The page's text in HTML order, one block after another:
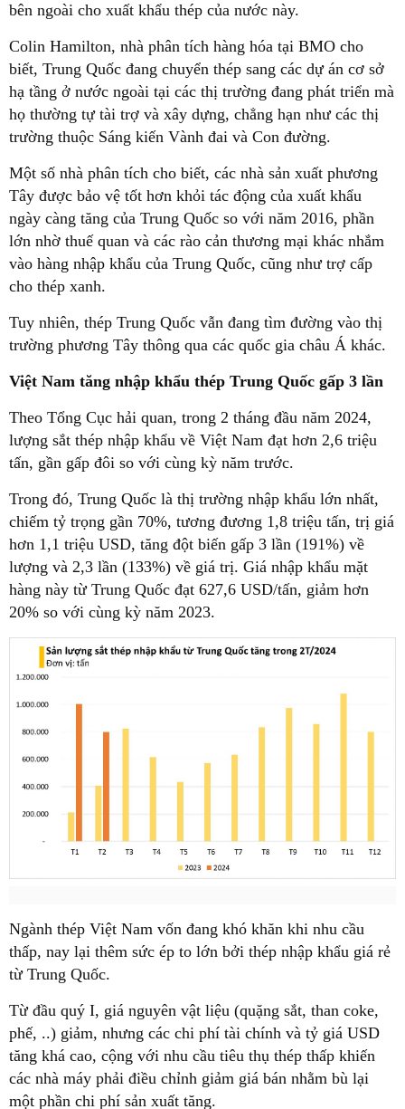
bên ngoài cho xuất khẩu thép của nước này.
Colin Hamilton, nhà phân tích hàng hóa tại BMO cho
biết, Trung Quốc đang chuyển thép sang các dự án cơ sở
hạ tầng ở nước ngoài tại các thị trường đang phát triển mà
họ thường tự tài trợ và xây dựng, chẳng hạn như các thị
trường thuộc Sáng kiến Vành đai và Con đường.
Một số nhà phân tích cho biết, các nhà sản xuất phương
Tây được bảo vệ tốt hơn khỏi tác động của xuất khẩu
ngày càng tăng của Trung Quốc so với năm 2016, phần
lớn nhờ thuế quan và các rào cản thương mại khác nhắm
vào hàng nhập khẩu của Trung Quốc, cũng như trợ cấp
cho thép xanh.
Tuy nhiên, thép Trung Quốc vẫn đang tìm đường vào thị
trường phương Tây thông qua các quốc gia châu Á khác.
Việt Nam tăng nhập khẩu thép Trung Quốc gấp 3 lần
Theo Tổng Cục hải quan, trong 2 tháng đầu năm 2024,
lượng sắt thép nhập khẩu về Việt Nam đạt hơn 2,6 triệu
tấn, gần gấp đôi so với cùng kỳ năm trước.
Trong đó, Trung Quốc là thị trường nhập khẩu lớn nhất,
chiếm tỷ trọng gần 70%, tương đương 1,8 triệu tấn, trị giá
hơn 1,1 triệu USD, tăng đột biến gấp 3 lần (191%) về
lượng và 2,3 lần (133%) về giá trị. Giá nhập khẩu mặt
hàng này từ Trung Quốc đạt 627,6 USD/tấn, giảm hơn
20% so với cùng kỳ năm 2023.
Ngành thép Việt Nam vốn đang khó khăn khi nhu cầu
thấp, nay lại thêm sức ép to lớn bởi thép nhập khẩu giá rẻ
từ Trung Quốc.
Từ đầu quý I, giá nguyên vật liệu (quặng sắt, than coke,
phế, ..) giảm, nhưng các chi phí tài chính và tỷ giá USD
tăng khá cao, cộng với nhu cầu tiêu thụ thép thấp khiến
các nhà máy phải điều chỉnh giảm giá bán nhằm bù lại
một phần chi phí sản xuất tăng.